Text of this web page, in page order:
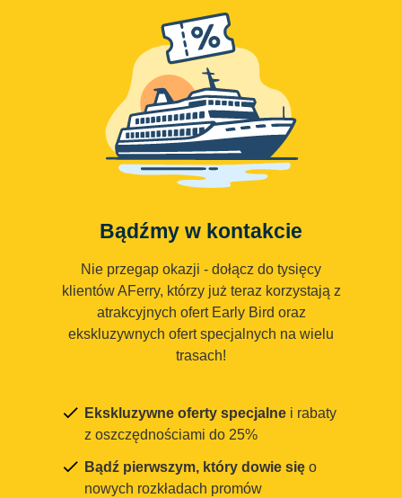
Bądźmy w kontakcie
Nie przegap okazji - dołącz do tysięcy
klientów AFerry, którzy już teraz korzystają z
atrakcyjnych ofert Early Bird oraz
ekskluzywnych ofert specjalnych na wielu
trasach!
Ekskluzywne oferty specjalne i rabaty
z oszczędnościami do 25%
Bądź pierwszym, który dowie się o
nowych rozkładach promów